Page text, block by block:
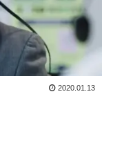
2020.01.13